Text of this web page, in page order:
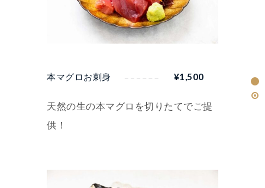
本マグロお刺身 ¥1,500
天然の生の本マグロを切りたてでご提
供！